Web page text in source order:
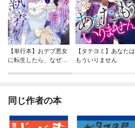
【単行本】おデブ悪女
に転生したら、なぜか
【タテヨミ】あなたは
もういりません
同じ作者の本